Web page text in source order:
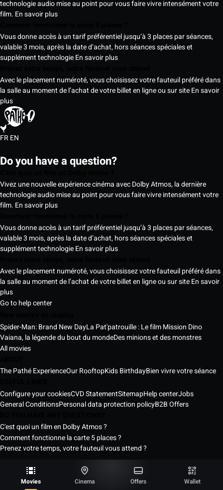
Movies Cinema Offers Wallet
technologie audio mise au point pour vous faire vivre intensément votre
film. En savoir plus
Vous donne accès à un tarif préférentiel jusqu’à 3 places par séances,
valable 3 mois, après la date d’achat, hors séances spéciales et
supplément technologieEn savoir plus
Avec le placement numéroté, vous choisissez votre fauteuil préféré dans
la salle au moment de l’achat de votre billet en ligne ou sur siteEn savoir
plus
FREN
Do you have a question?
Vivez une nouvelle expérience cinéma avec Dolby Atmos, la dernière
technologie audio mise au point pour vous faire vivre intensément votre
film. En savoir plus
Vous donne accès à un tarif préférentiel jusqu’à 3 places par séances,
valable 3 mois, après la date d’achat, hors séances spéciales et
supplément technologieEn savoir plus
Avec le placement numéroté, vous choisissez votre fauteuil préféré dans
la salle au moment de l’achat de votre billet en ligne ou sur siteEn savoir
plus
Go to help center
Spider-Man: Brand New DayLa Pat'patrouille : Le film Mission Dino
Vaiana, la légende du bout du mondeDes minions et des monstres
All movies
The Pathé ExperienceOur RooftopKids BirthdayBien vivre votre séance
Configure your cookiesCVD StatementSitemapHelp centerJobs
General ConditionsPersonal data protection policyB2B Offers
C'est quoi un film en Dolby Atmos ?
Comment fonctionne la carte 5 places ?
Prenez votre temps, votre fauteuil vous attend ?
Pathé Senegal Cinemas © 2026
All rights reserved ®